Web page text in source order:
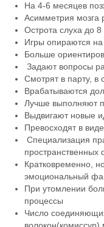
На 4-6 месяцев
Асимметрия мозга
Острота слуха до
Игры опираются на
Больше
Задают вопросы
Смотрят в парту, в
Врабатываются
Лучше выполняют
Выдвигают новые
Превосходят в
Специализация
Кратковременно,
эмоциональный
При утомлении
процессы
Число